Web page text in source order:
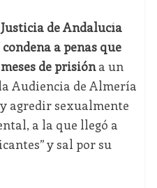
de Andalucía
a penas que
de prisióna un
Audiencia de Almería
agredir sexualmente
a la que llegó a
y sal por su